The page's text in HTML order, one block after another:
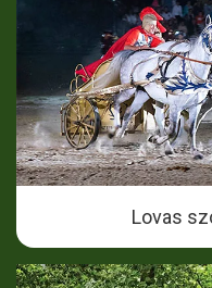
Lovas